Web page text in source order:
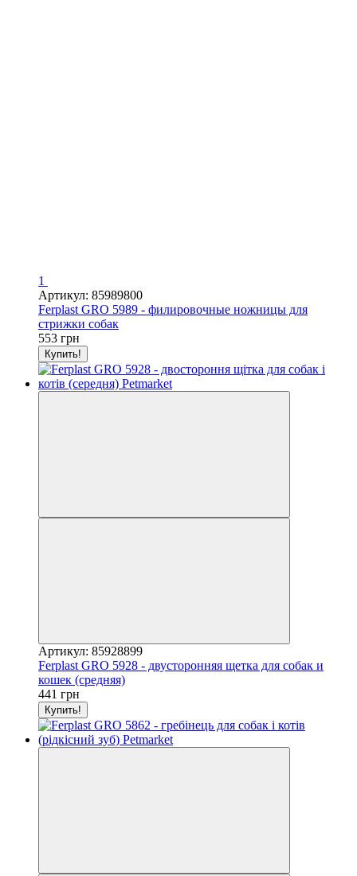
1
Артикул: 85989800
Ferplast GRO 5989 - филировочные ножницы для
стрижки собак
553 грн
Купить!
Артикул: 85928899
Ferplast GRO 5928 - двусторонняя щетка для собак и
кошек (средняя)
441 грн
Купить!